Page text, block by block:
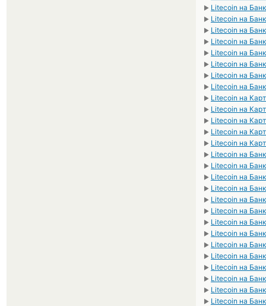
► Litecoin на
► Litecoin на
► Litecoin на
► Litecoin на
► Litecoin на
► Litecoin на
► Litecoin на
► Litecoin на
► Litecoin на
► Litecoin на
► Litecoin на
► Litecoin на
► Litecoin на
► Litecoin на
► Litecoin на
► Litecoin на
► Litecoin на
► Litecoin на
► Litecoin на
► Litecoin на
► Litecoin на
► Litecoin на
► Litecoin на
► Litecoin на
► Litecoin на
► Litecoin на
► Litecoin на